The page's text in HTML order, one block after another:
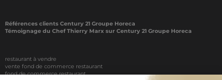
Références clients Century 21 Groupe Horeca
Témoignage du Chef Thierry Marx sur Century 21 Groupe Horeca
restaurant à vendre
vente fond de commerce restaurant
fond de commerce restaurant